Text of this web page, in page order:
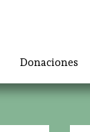
Donaciones